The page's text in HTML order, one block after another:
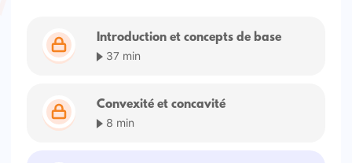
Introduction et concepts de base
37 min
Convexité et concavité
8 min